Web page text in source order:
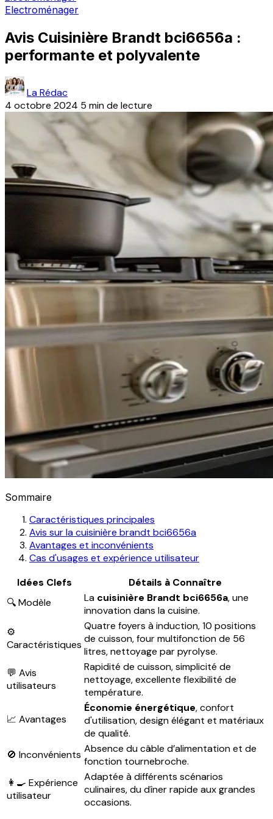
Electroménager
Avis Cuisinière Brandt bci6656a :
performante et polyvalente
La Rédac
4 octobre 2024 5 min de lecture
Sommaire
Caractéristiques principales
Avis sur la cuisinière brandt bci6656a
Avantages et inconvénients
Cas d'usages et expérience utilisateur
Idées Clefs
Détails à Connaître
🔍 Modèle
La cuisinière Brandt bci6656a, une
innovation dans la cuisine.
⚙️
Caractéristiques
Quatre foyers à induction, 10 positions
de cuisson, four multifonction de 56
litres, nettoyage par pyrolyse.
💬 Avis
utilisateurs
Rapidité de cuisson, simplicité de
nettoyage, excellente flexibilité de
température.
📈 Avantages
Économie énergétique, confort
d'utilisation, design élégant et matériaux
de qualité.
🚫 Inconvénients Absence du câble d’alimentation et de
fonction tournebroche.
👩‍🍳 Expérience
utilisateur
Adaptée à différents scénarios
culinaires, du dîner rapide aux grandes
occasions.